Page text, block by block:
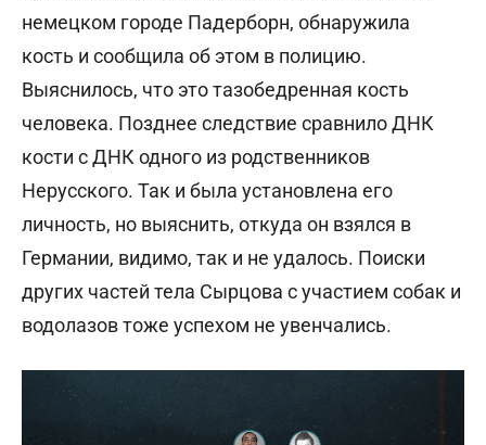
немецком городе Падерборн, обнаружила
кость и сообщила об этом в полицию.
Выяснилось, что это тазобедренная кость
человека. Позднее следствие сравнило ДНК
кости с ДНК одного из родственников
Нерусского. Так и была установлена его
личность, но выяснить, откуда он взялся в
Германии, видимо, так и не удалось. Поиски
других частей тела Сырцова с участием собак и
водолазов тоже успехом не увенчались.